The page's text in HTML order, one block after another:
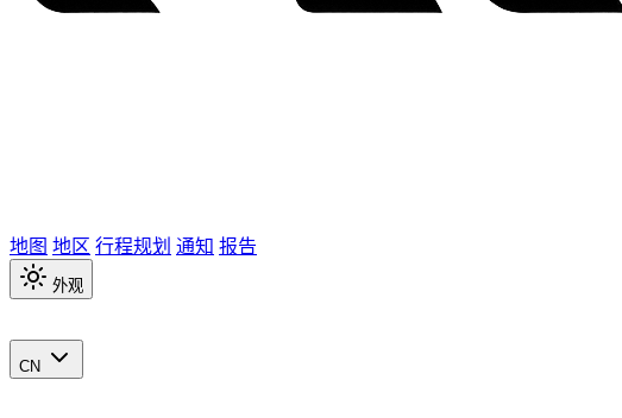
地图 地区 行程规划 通知 报告
外观
CN